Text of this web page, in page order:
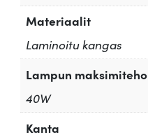
Materiaalit
Laminoitu kangas
Lampun maksimiteho
40W
Kanta